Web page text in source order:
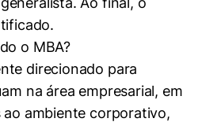
o MBA?
direcionado para
na área empresarial, em
ambiente corporativo,